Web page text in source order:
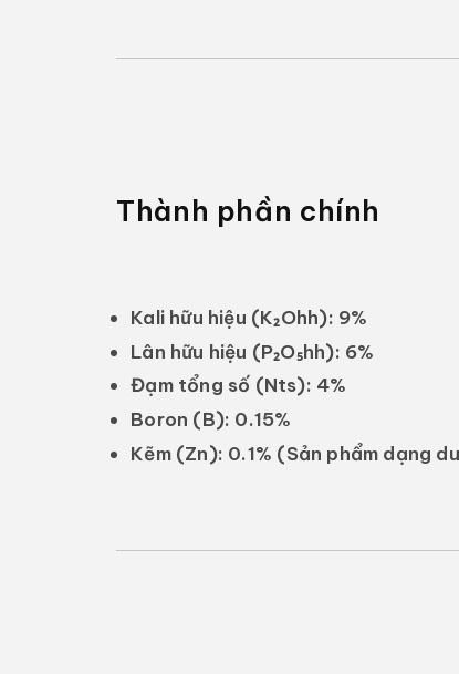
Thành phần chính
Kali hữu hiệu (K₂Ohh): 9%
Lân hữu hiệu (P₂O₅hh): 6%
Đạm tổng số (Nts): 4%
Boron (B): 0.15%
Kẽm (Zn): 0.1% (Sản phẩm dạng